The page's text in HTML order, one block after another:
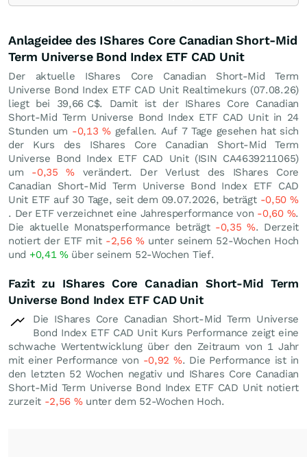
Anlageidee des IShares Core Canadian Short-Mid
Term Universe Bond Index ETF CAD Unit
Der aktuelle IShares Core Canadian Short-Mid Term
Universe Bond Index ETF CAD Unit Realtimekurs (07.08.26)
liegt bei 39,66 C$. Damit ist der IShares Core Canadian
Short-Mid Term Universe Bond Index ETF CAD Unit in 24
Stunden um -0,13%gefallen. Auf 7 Tage gesehen hat sich
der Kurs des IShares Core Canadian Short-Mid Term
Universe Bond Index ETF CAD Unit (ISIN CA4639211065)
um -0,35% verändert. Der Verlust des IShares Core
Canadian Short-Mid Term Universe Bond Index ETF CAD
Unit ETF auf 30 Tage, seit dem 09.07.2026, beträgt -0,50%
. Der ETF verzeichnet eine Jahresperformance von -0,60 %.
Die aktuelle Monatsperformance beträgt -0,35%. Derzeit
notiert der ETF mit -2,56 %unter seinem 52-Wochen Hoch
und +0,41%über seinem 52-Wochen Tief.
Fazit zu IShares Core Canadian Short-Mid Term
Universe Bond Index ETF CAD Unit
Die IShares Core Canadian Short-Mid Term Universe
Bond Index ETF CAD Unit Kurs Performance zeigt eine
schwache Wertentwicklung über den Zeitraum von 1 Jahr
mit einer Performance von -0,92%. Die Performance ist in
den letzten 52 Wochen negativ und IShares Core Canadian
Short-Mid Term Universe Bond Index ETF CAD Unit notiert
zurzeit -2,56 %unter dem 52-Wochen Hoch.